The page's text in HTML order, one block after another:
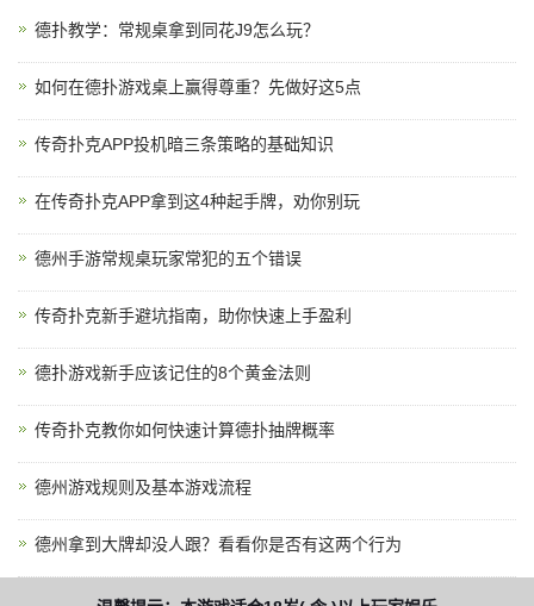
德扑教学：常规桌拿到同花J9怎么玩？
如何在德扑游戏桌上赢得尊重？先做好这5点
传奇扑克APP投机暗三条策略的基础知识
在传奇扑克APP拿到这4种起手牌，劝你别玩
德州手游常规桌玩家常犯的五个错误
传奇扑克新手避坑指南，助你快速上手盈利
德扑游戏新手应该记住的8个黄金法则
传奇扑克教你如何快速计算德扑抽牌概率
德州游戏规则及基本游戏流程
德州拿到大牌却没人跟？看看你是否有这两个行为